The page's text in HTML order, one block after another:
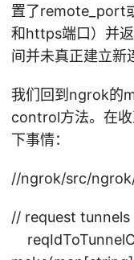
置了remote_port
和https端口）并
间并未真正建立新
我们回到ngrok的
control方法。在
下事情：
//ngrok/src/
// request tunnels